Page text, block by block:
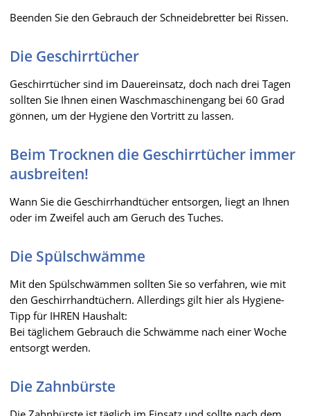
Beenden Sie den Gebrauch der Schneidebretter bei Rissen.
Die Geschirrtücher
Geschirrtücher sind im Dauereinsatz, doch nach drei Tagen
sollten Sie Ihnen einen Waschmaschinengang bei 60 Grad
gönnen, um der Hygiene den Vortritt zu lassen.
Beim Trocknen die Geschirrtücher immer
ausbreiten!
Wann Sie die Geschirrhandtücher entsorgen, liegt an Ihnen
oder im Zweifel auch am Geruch des Tuches.
Die Spülschwämme
Mit den Spülschwämmen sollten Sie so verfahren, wie mit
den Geschirrhandtüchern. Allerdings gilt hier als Hygiene-
Tipp für IHREN Haushalt:
Bei täglichem Gebrauch die Schwämme nach einer Woche
entsorgt werden.
Die Zahnbürste